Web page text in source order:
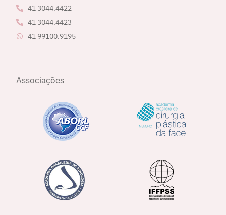
41 3044.4422
41 3044.4423
41 99100.9195
Associações